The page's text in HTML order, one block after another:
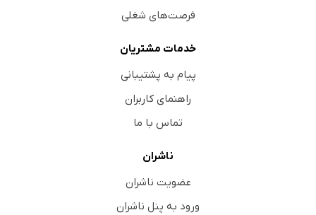
فرصت‌های شغلی
خدمات مشتریان
پیام به پشتیبانی
راهنمای کاربران
تماس با ما
ناشران
عضویت ناشران
ورود به پنل ناشران